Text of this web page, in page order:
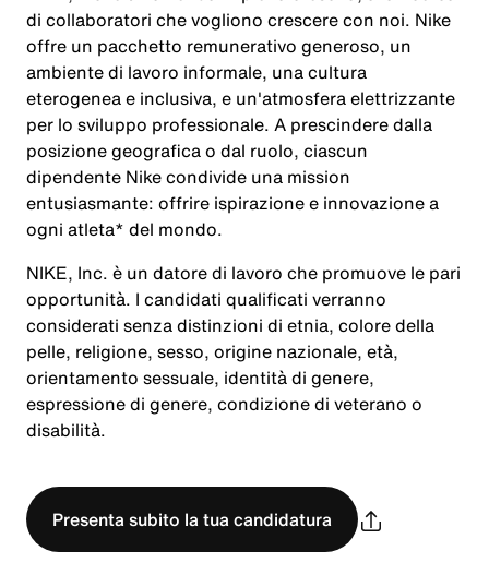
di collaboratori che vogliono crescere con noi. Nike
offre un pacchetto remunerativo generoso, un
ambiente di lavoro informale, una cultura
eterogenea e inclusiva, e un'atmosfera elettrizzante
per lo sviluppo professionale. A prescindere dalla
posizione geografica o dal ruolo, ciascun
dipendente Nike condivide una mission
entusiasmante: offrire ispirazione e innovazione a
ogni atleta* del mondo.
NIKE, Inc. è un datore di lavoro che promuove le pari
opportunità. I candidati qualificati verranno
considerati senza distinzioni di etnia, colore della
pelle, religione, sesso, origine nazionale, età,
orientamento sessuale, identità di genere,
espressione di genere, condizione di veterano o
disabilità.
Presenta subito la tua candidatura